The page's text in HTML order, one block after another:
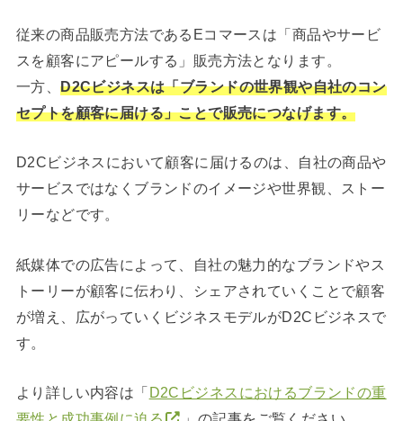
従来の商品販売方法であるEコマースは「商品やサービ
スを顧客にアピールする」販売方法となります。
一方、D2Cビジネスは「ブランドの世界観や自社のコン
セプトを顧客に届ける」ことで販売につなげます。
D2Cビジネスにおいて顧客に届けるのは、自社の商品や
サービスではなくブランドのイメージや世界観、ストー
リーなどです。
紙媒体での広告によって、自社の魅力的なブランドやス
トーリーが顧客に伝わり、シェアされていくことで顧客
が増え、広がっていくビジネスモデルがD2Cビジネスで
す。
より詳しい内容は「D2Cビジネスにおけるブランドの重